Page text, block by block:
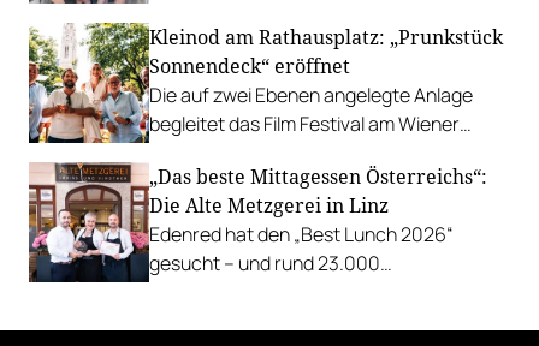
Richard Rauch kocht in der Riederalm
u.v.m.
Kleinod am Rathausplatz: „Prunkstück
Sonnendeck“ eröffnet
Die auf zwei Ebenen angelegte Anlage
begleitet das Film Festival am Wiener
mit Cocktails, Snacks und
Veranstaltungsprogramm.
„Das beste Mittagessen Österreichs“:
Die Alte Metzgerei in Linz
Edenred hat den „Best Lunch 2026“
gesucht – und rund 23.000